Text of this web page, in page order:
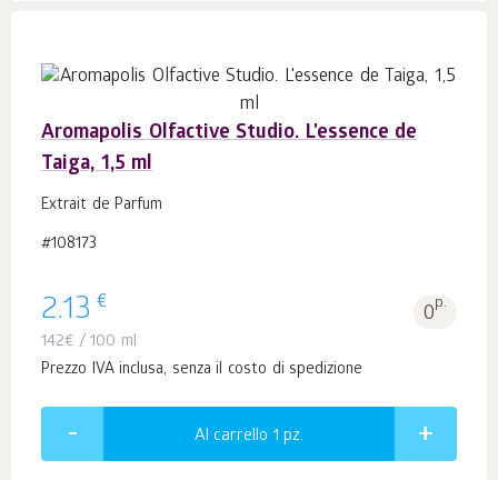
Aromapolis Olfactive Studio. L'essence de
Taiga, 1,5 ml
Extrait de Parfum
#108173
2.13 € 0p.
142€ / 100 ml
Prezzo IVA inclusa, senza il costo di spedizione
Al carrello 1 pz.